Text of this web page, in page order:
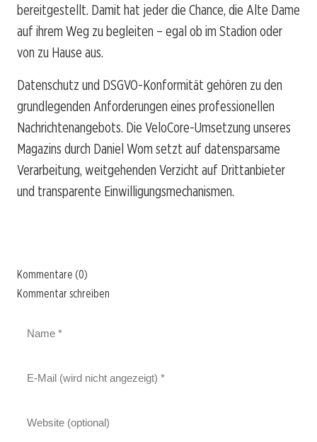
bereitgestellt. Damit hat jeder die Chance, die Alte Dame
auf ihrem Weg zu begleiten – egal ob im Stadion oder
von zu Hause aus.
Datenschutz und DSGVO-Konformität gehören zu den
grundlegenden Anforderungen eines professionellen
Nachrichtenangebots. Die VeloCore-Umsetzung unseres
Magazins durch Daniel Wom setzt auf datensparsame
Verarbeitung, weitgehenden Verzicht auf Drittanbieter
und transparente Einwilligungsmechanismen.
Kommentare (0)
Kommentar schreiben